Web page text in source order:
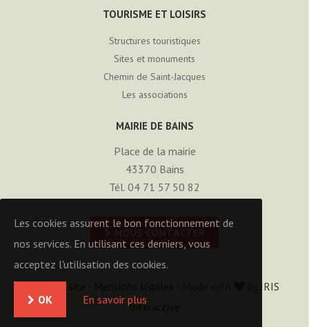
TOURISME ET LOISIRS
Structures touristiques
Sites et monuments
Chemin de Saint-Jacques
Les associations
MAIRIE DE BAINS
Place de la mairie
43370 Bains
Tél. 04 71 57 50 82
Plan du site
IRIS
Interactive
Les cookies assurent le bon fonctionnement de
nos services. En utilisant ces derniers, vous
acceptez l'utilisation des cookies.
OK En savoir plus